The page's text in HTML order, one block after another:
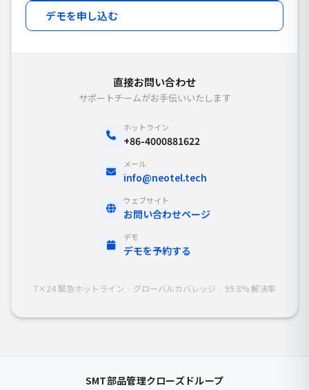
デモを申し込む
直接お問い合わせ
サポートチームがお手伝いいたします
ホットライン
+86-4000881622
メール
info@neotel.tech
ウェブサイト
お問い合わせページ
デモ
デモを予約する
7×24 緊急ホットライン · グローバルカバレッジ · 99.8% 解決率
SMT部品管理クローズドループ